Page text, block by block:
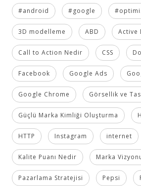
#android #google
3D modelleme ABD Active
Call to Action Nedir CSS
Facebook Google Ads
Google Chrome Görsellik ve
Güçlü Marka Kimliği Oluşturma
HTTP Instagram internet
Kalite Puanı Nedir Marka
Pazarlama Stratejisi Pepsi